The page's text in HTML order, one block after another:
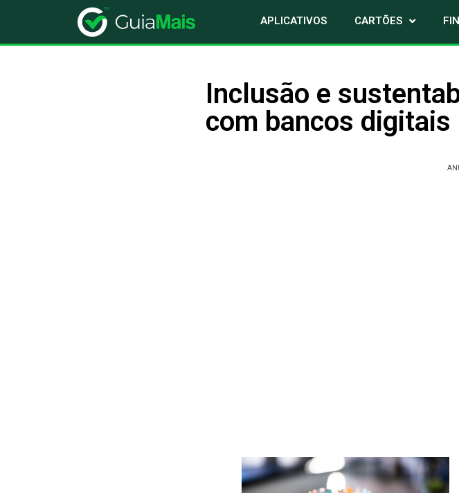
APLICATIVOS CARTÕES
Inclusão e
com bancos digitais